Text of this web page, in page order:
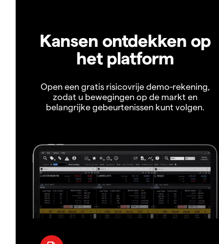
Kansen ontdekken op
het platform
Open een gratis risicovrije demo-rekening,
zodat u bewegingen op de markt en
belangrijke gebeurtenissen kunt volgen.